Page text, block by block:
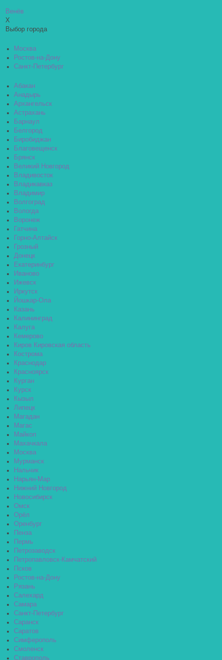
Венёв
X
Выбор города
Москва
Ростов-на-Дону
Санкт-Петербург
Абакан
Анадырь
Архангельск
Астрахань
Барнаул
Белгород
Биробиджан
Благовещенск
Брянск
Великий Новгород
Владивосток
Владикавказ
Владимир
Волгоград
Вологда
Воронеж
Гатчина
Горно-Алтайск
Грозный
Донецк
Екатеринбург
Иваново
Ижевск
Иркутск
Йошкар-Ола
Казань
Калининград
Калуга
Кемерово
Киров Кировская область
Кострома
Краснодар
Красноярск
Курган
Курск
Кызыл
Липецк
Магадан
Магас
Майкоп
Махачкала
Москва
Мурманск
Нальчик
Нарьян-Мар
Нижний Новгород
Новосибирск
Омск
Орёл
Оренбург
Пенза
Пермь
Петрозаводск
Петропавловск-Камчатский
Псков
Ростов-на-Дону
Рязань
Салехард
Самара
Санкт-Петербург
Саранск
Саратов
Симферополь
Смоленск
Ставрополь